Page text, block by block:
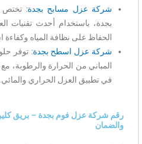
شركة عزل مسابح بجدة: تختص
بجدة، باستخدام أحدث تقنيات
الحفاظ على نظافة المياه وكفاءة
شركة عزل اسطح بجدة: توفر
المباني من الحرارة والرطوبة،
في تطبيق العزل الحراري والمائي.
رقم شركة عزل فوم بجدة – بريق
والضمان